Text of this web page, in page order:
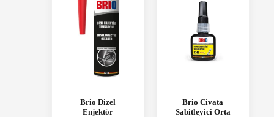
Brio Dizel
Enjektör
Brio Civata
Sabitleyici Orta